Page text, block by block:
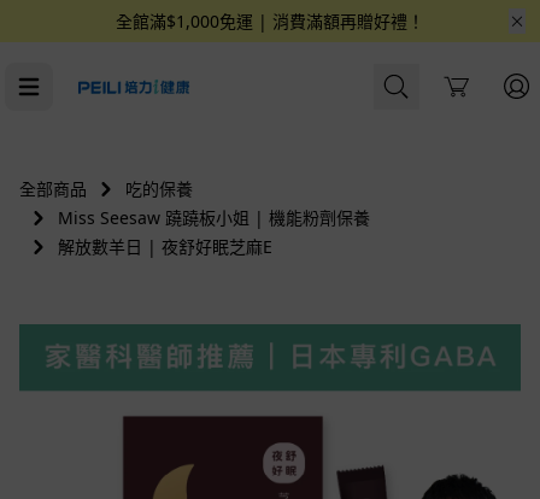
全館滿$1,000免運 | 消費滿額再贈好禮！
Cart
全部商品
吃的保養
Miss Seesaw 蹺蹺板小姐 | 機能粉劑保養
解放數羊日 | 夜舒好眠芝麻E